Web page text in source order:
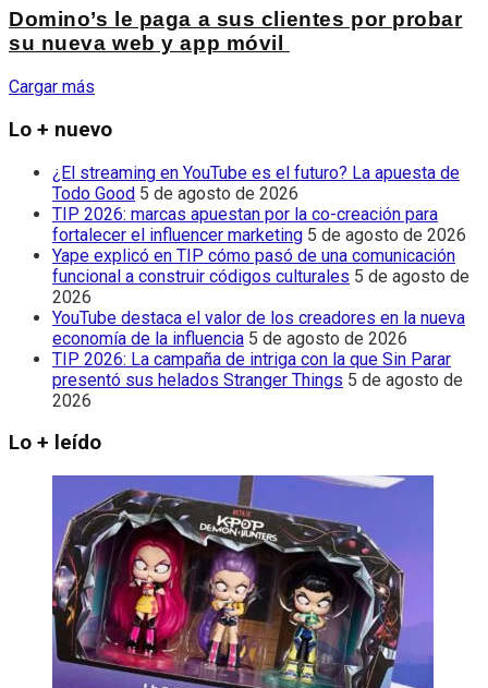
Domino’s le paga a sus clientes por probar
su nueva web y app móvil
Cargar más
Lo + nuevo
¿El streaming en YouTube es el futuro? La apuesta de
Todo Good 5 de agosto de 2026
TIP 2026: marcas apuestan por la co-creación para
fortalecer el influencer marketing 5 de agosto de 2026
Yape explicó en TIP cómo pasó de una comunicación
funcional a construir códigos culturales 5 de agosto de
2026
YouTube destaca el valor de los creadores en la nueva
economía de la influencia 5 de agosto de 2026
TIP 2026: La campaña de intriga con la que Sin Parar
presentó sus helados Stranger Things 5 de agosto de
2026
Lo + leído